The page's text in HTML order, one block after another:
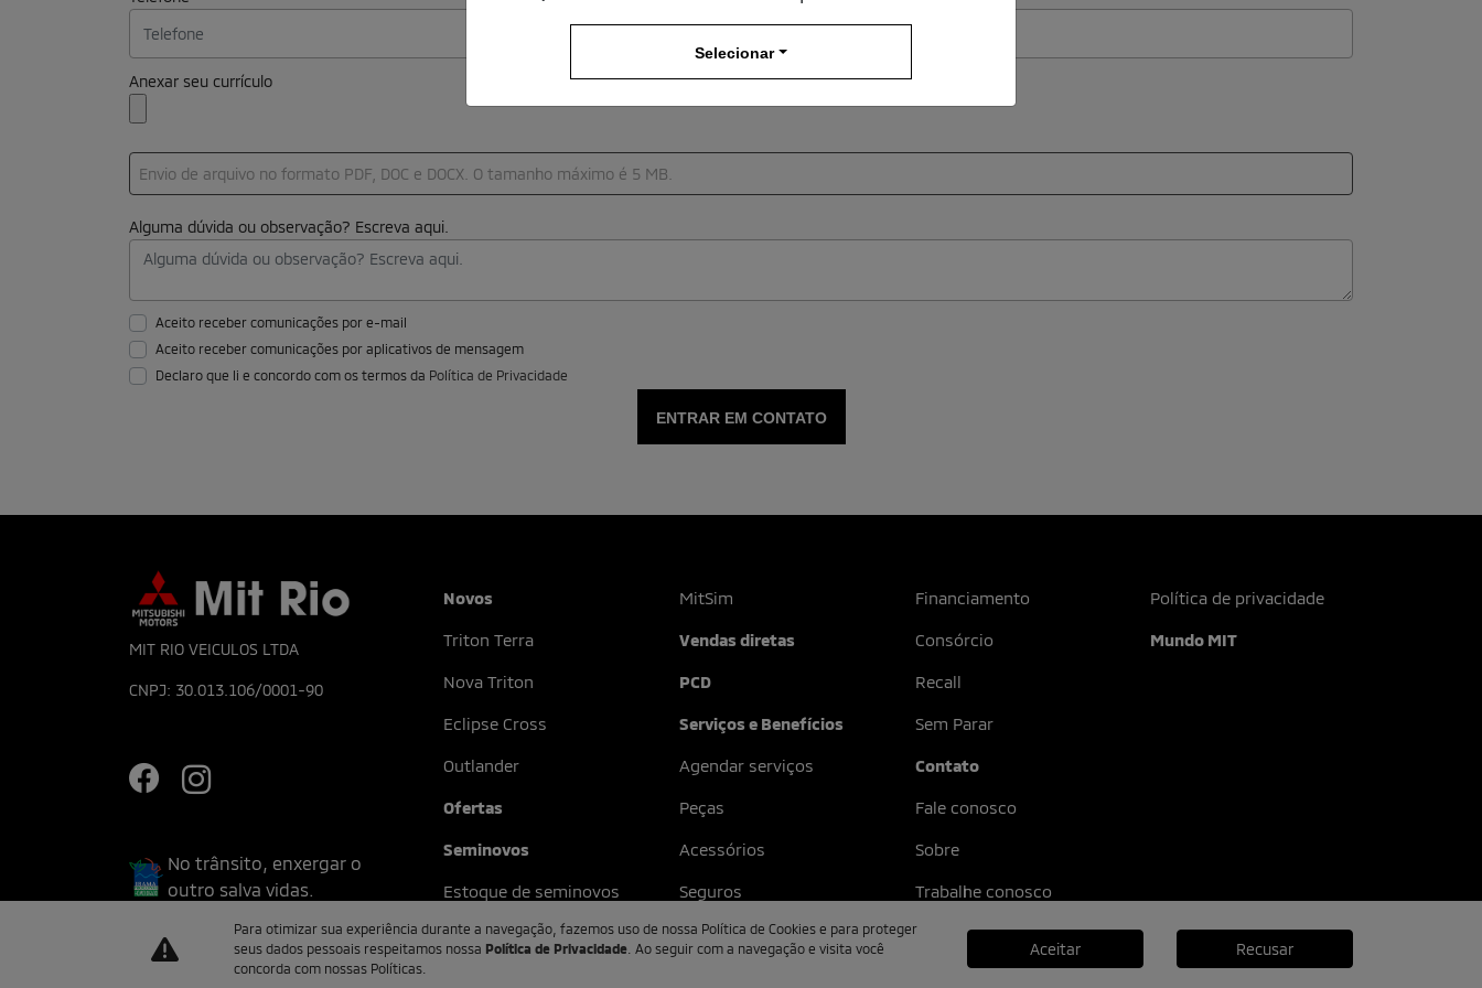
Anexar seu currículo
Envio de arquivo no formato PDF, DOC e DOCX. O tamanho máximo é 5 MB.
Alguma dúvida ou observação? Escreva aqui.
Aceito receber comunicações por e-mail
Aceito receber comunicações por aplicativos de mensagem
Declaro que li e concordo com os termos da Política de Privacidade
ENTRAR EM CONTATO
MIT RIO VEICULOS LTDA
CNPJ: 30.013.106/0001-90
No trânsito, enxergar o
outro salva vidas.
Novos
Triton Terra
Nova Triton
Eclipse Cross
Outlander
Ofertas
Seminovos
Estoque de seminovos
MitSim
Vendas diretas
PCD
Serviços e Benefícios
Agendar serviços
Peças
Acessórios
Seguros
Financiamento
Consórcio
Recall
Sem Parar
Contato
Fale conosco
Sobre
Trabalhe conosco
Política de privacidade
Mundo MIT
Selecionar
Para otimizar sua experiência durante a navegação, fazemos uso de nossa Política de Cookies e para proteger
seus dados pessoais respeitamos nossa Política de Privacidade . Ao seguir com a navegação e visita você
concorda com nossas Políticas.
Aceitar Recusar